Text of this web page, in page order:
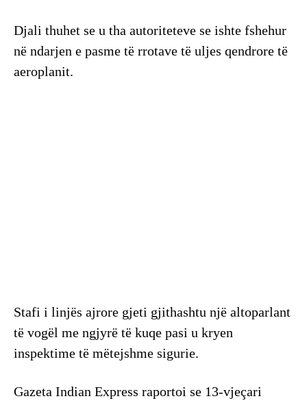
Djali thuhet se u tha autoriteteve se ishte fshehur
në ndarjen e pasme të rrotave të uljes qendrore të
aeroplanit.
Stafi i linjës ajrore gjeti gjithashtu një altoparlant
të vogël me ngjyrë të kuqe pasi u kryen
inspektime të mëtejshme sigurie.
Gazeta Indian Express raportoi se 13-vjeçari